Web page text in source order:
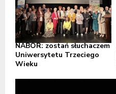
NABÓR: zostań słuchaczem
Uniwersytetu Trzeciego
Wieku